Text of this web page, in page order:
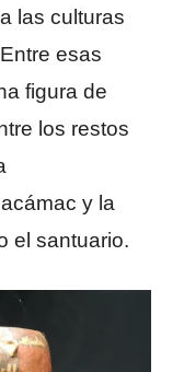
las culturas
esas
figura de
los restos
y la
el santuario.